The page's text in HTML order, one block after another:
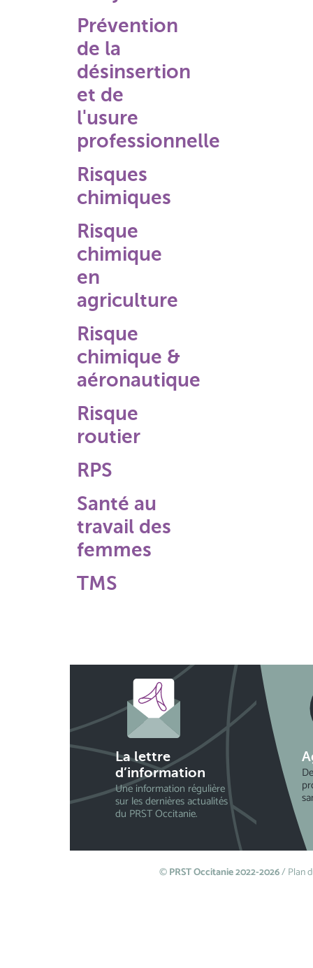
Prévention
de la
désinsertion
et de
l'usure
professionnelle
Risques
chimiques
Risque
chimique
en
agriculture
Risque
chimique &
aéronautique
Risque
routier
RPS
Santé au
travail des
femmes
TMS
La lettre
d’information
Une information régulière
sur les dernières actualités
du PRST Occitanie.
©PRST Occitanie 2022-2026/Plan